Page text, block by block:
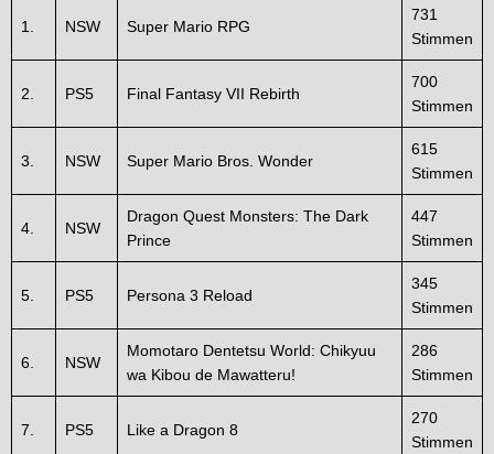
1. NSW Super Mario RPG
731
Stimmen
2. PS5 Final Fantasy VII Rebirth
700
Stimmen
3. NSW Super Mario Bros. Wonder
615
Stimmen
4. NSW
Dragon Quest Monsters: The Dark
Prince
447
Stimmen
5. PS5 Persona 3 Reload
345
Stimmen
6. NSW
Momotaro Dentetsu World: Chikyuu
wa Kibou de Mawatteru!
286
Stimmen
7. PS5 Like a Dragon 8
270
Stimmen